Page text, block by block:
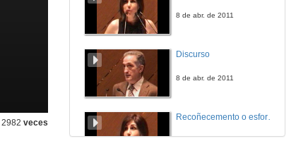
2982 veces
8 de abr. de 2011
Discurso
8 de abr. de 2011
Recoñecemento o esforzo e adicación de todas as persoas que diariamente desenvolven o seu traballo na facultade (PAS)